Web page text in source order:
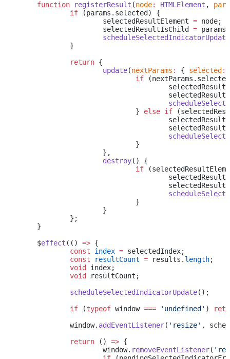
	function
registerResult (node: HTMLElement ,
		if
(params.selected) {
			selectedResultElement
= node;
			selectedResultIsChild
=
			scheduleSelectedIndicatorUpdate
		}
		return
{
			update
(nextParams : { selected :
				if
				}
else if
				}
			},
			destroy
() {
				if
				}
			}
		};
	}
	$
effect (() => {
		const
index = selectedIndex;
		const
resultCount = results. length;
		void
index;
		void
resultCount;
		scheduleSelectedIndicatorUpdate
();
		if
(typeof window === 'undefined' )
		window.
addEventListener( 'resize' ,
		return
() => {
			window.
removeEventListener(